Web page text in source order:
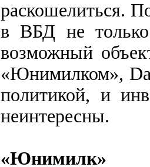
раскошелиться.
в ВБД не только
возможный
«Юнимилком»,
политикой, и
неинтересны.
«Юнимилк»